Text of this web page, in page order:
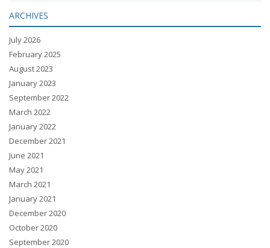
ARCHIVES
July 2026
February 2025
August 2023
January 2023
September 2022
March 2022
January 2022
December 2021
June 2021
May 2021
March 2021
January 2021
December 2020
October 2020
September 2020